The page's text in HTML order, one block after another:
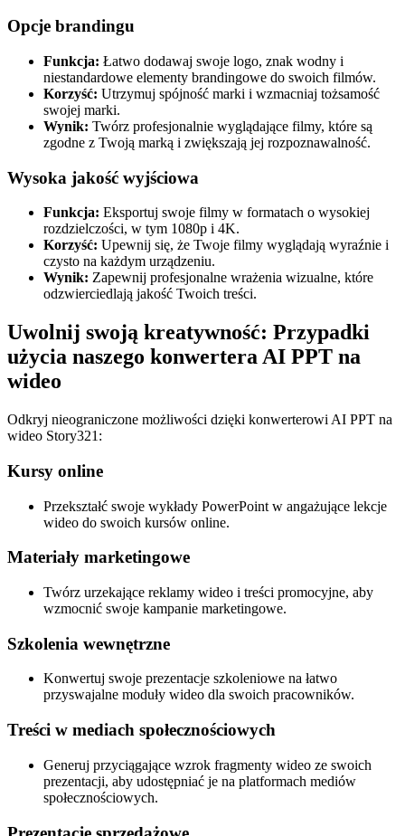
Opcje brandingu
Funkcja: Łatwo dodawaj swoje logo, znak wodny i
niestandardowe elementy brandingowe do swoich filmów.
Korzyść: Utrzymuj spójność marki i wzmacniaj tożsamość
swojej marki.
Wynik: Twórz profesjonalnie wyglądające filmy, które są
zgodne z Twoją marką i zwiększają jej rozpoznawalność.
Wysoka jakość wyjściowa
Funkcja: Eksportuj swoje filmy w formatach o wysokiej
rozdzielczości, w tym 1080p i 4K.
Korzyść: Upewnij się, że Twoje filmy wyglądają wyraźnie i
czysto na każdym urządzeniu.
Wynik: Zapewnij profesjonalne wrażenia wizualne, które
odzwierciedlają jakość Twoich treści.
Uwolnij swoją kreatywność: Przypadki
użycia naszego konwertera AI PPT na
wideo
Odkryj nieograniczone możliwości dzięki konwerterowi AI PPT na
wideo Story321:
Kursy online
Przekształć swoje wykłady PowerPoint w angażujące lekcje
wideo do swoich kursów online.
Materiały marketingowe
Twórz urzekające reklamy wideo i treści promocyjne, aby
wzmocnić swoje kampanie marketingowe.
Szkolenia wewnętrzne
Konwertuj swoje prezentacje szkoleniowe na łatwo
przyswajalne moduły wideo dla swoich pracowników.
Treści w mediach społecznościowych
Generuj przyciągające wzrok fragmenty wideo ze swoich
prezentacji, aby udostępniać je na platformach mediów
społecznościowych.